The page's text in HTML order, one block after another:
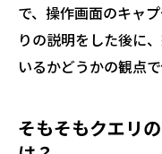
で、操作画面のキャ
りの説明をした後に
いるかどうかの観点で
そもそもクエリ